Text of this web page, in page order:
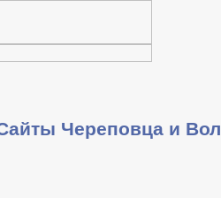
Череповца и